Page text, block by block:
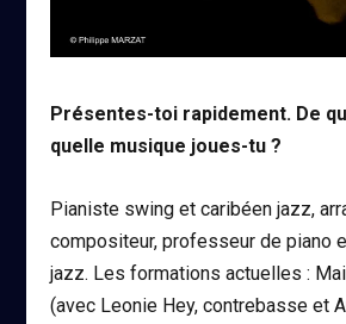
Présentes-toi rapidement. De
quelle musique joues-tu ?
Pianiste swing et caribéen jazz,
compositeur, professeur de piano
jazz. Les formations actuelles :
(avec Leonie Hey, contrebasse et